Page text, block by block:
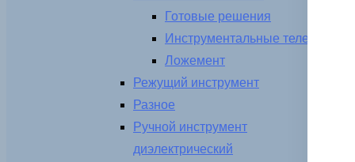
Готовые решения
Инструментальные тележки
Ложемент
Режущий инструмент
Разное
Ручной инструмент
диэлектрический